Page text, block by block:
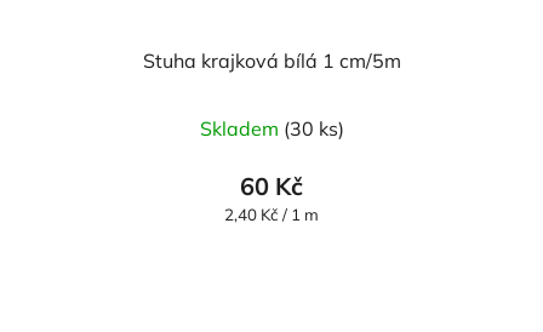
Stuha krajková bílá 1 cm/5m
Skladem (30 ks)
60 Kč
Měrná
2,40 Kč / 1 m